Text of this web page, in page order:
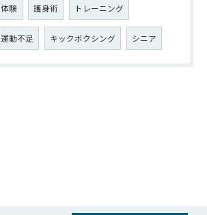
体験 護身術 トレーニング
運動不足 キックボクシング シニア